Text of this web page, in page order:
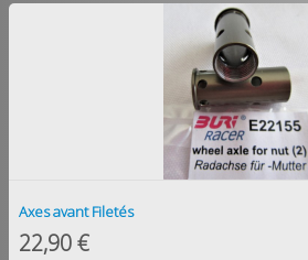
Axes avant Filetés
22,90 €